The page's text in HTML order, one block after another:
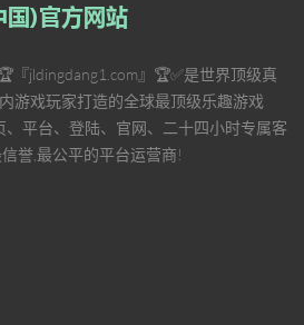
『jldingdang1.com』🏆✅是世界顶级真
游戏玩家打造的全球最顶级乐趣游戏
、平台、登陆、官网、二十四小时专属客
誉,最公平的平台运营商!